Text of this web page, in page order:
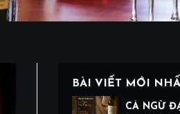
BÀI VIẾT MỚI
CÁ NGỪ